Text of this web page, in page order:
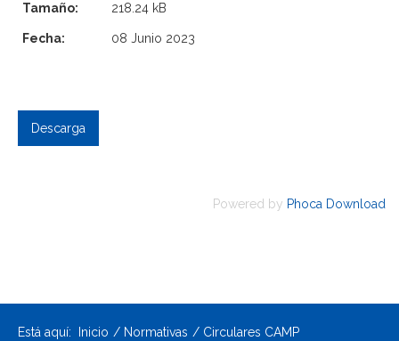
Tamaño:
218.24 kB
Fecha: 08 Junio 2023
Powered by Phoca Download
Está aquí: Inicio Normativas
Circulares CAMP